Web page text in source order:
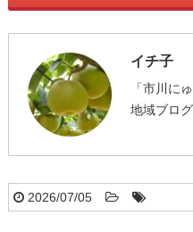
イチ子
「市川に
地域ブロ
2026/07/05